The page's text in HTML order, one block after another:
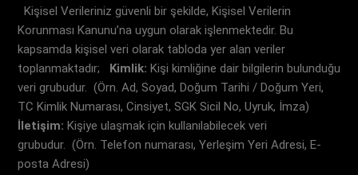
Kişisel Verileriniz güvenli bir şekilde, Kişisel Verilerin
Korunması Kanunu’na uygun olarak işlenmektedir. Bu
kapsamda kişisel veri olarak tabloda yer alan veriler
toplanmaktadır; Kimlik: Kişi kimliğine dair bilgilerin bulunduğu
veri grubudur. (Örn. Ad, Soyad, Doğum Tarihi / Doğum Yeri,
TC Kimlik Numarası, Cinsiyet, SGK Sicil No, Uyruk, İmza)
İletişim: Kişiye ulaşmak için kullanılabilecek veri
grubudur. (Örn. Telefon numarası, Yerleşim Yeri Adresi, E-
posta Adresi)